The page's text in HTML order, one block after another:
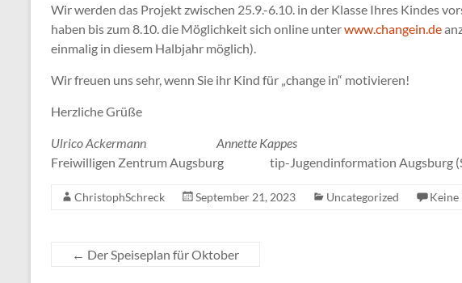
Wir werden das Projekt zwischen 25.9.-6.10. in der Klasse Ihres Kindes
haben bis zum 8.10. die Möglichkeit sich online unterwww.changein.de
einmalig in diesem Halbjahr möglich).
Wir freuen uns sehr, wenn Sie ihr Kind für „change in“ motivieren!
Herzliche Grüße
Ulrico Ackermann Annette Kappes
Freiwilligen Zentrum Augsburg tip-Jugendinformation Augsburg
ChristophSchreck September 21, 2023 Uncategorized
← Der Speiseplan für Oktober